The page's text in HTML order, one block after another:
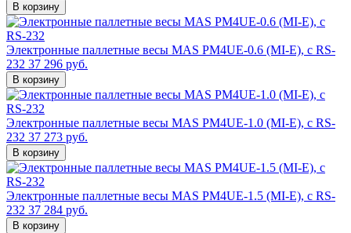
В корзину
Электронные паллетные весы MAS PM4UE-0.6 (MI-E), с RS-
232 37 296 руб.
В корзину
Электронные паллетные весы MAS PM4UE-1.0 (MI-E), с RS-
232 37 273 руб.
В корзину
Электронные паллетные весы MAS PM4UE-1.5 (MI-E), с RS-
232 37 284 руб.
В корзину